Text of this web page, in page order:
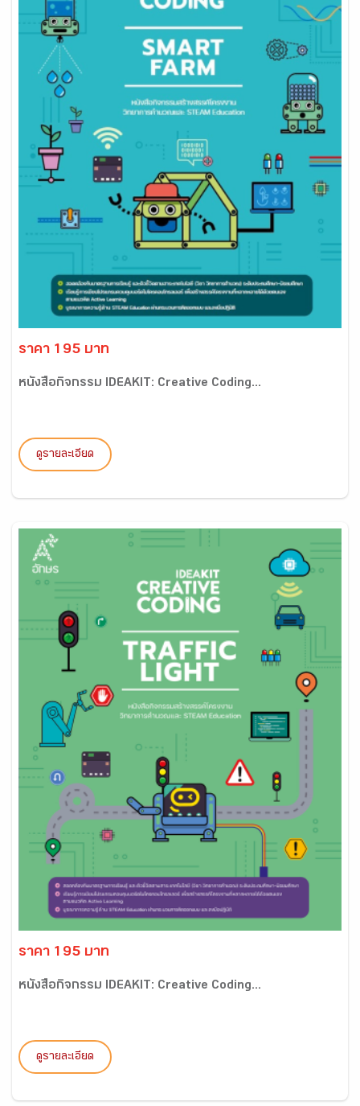
ราคา 195 บาท
หนังสือกิจกรรม IDEAKIT: Creative Coding...
ดูรายละเอียด
ราคา 195 บาท
หนังสือกิจกรรม IDEAKIT: Creative Coding...
ดูรายละเอียด